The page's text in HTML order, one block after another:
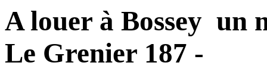
A louer à Bossey un
Le Grenier 187 -